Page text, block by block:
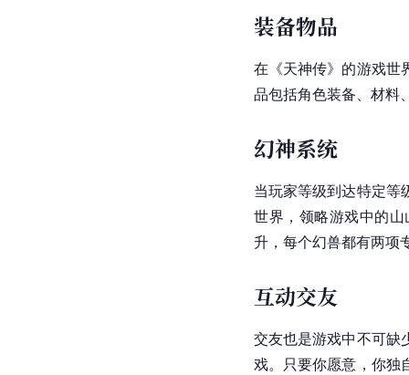
装备物品
在《天神传》的游戏世
品包括角色装备、材料
幻神系统
当玩家等级到达特定等
世界，领略游戏中的
升，每个幻兽都有两项
互动交友
交友也是游戏中不可缺
戏。只要你愿意，你独